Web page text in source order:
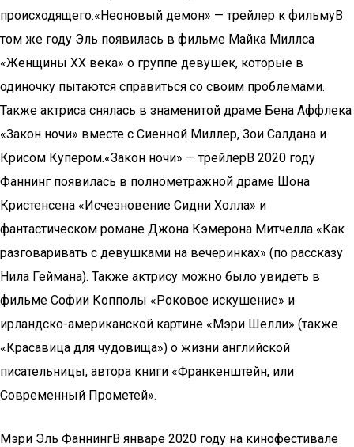
происходящего.«Неоновый демон» — трейлер к фильмуВ
том же году Эль появилась в фильме Майка Миллса
«Женщины XX века» о группе девушек, которые в
одиночку пытаются справиться со своим проблемами.
Также актриса снялась в знаменитой драме Бена Аффлека
«Закон ночи» вместе с Сиенной Миллер, Зои Салдана и
Крисом Купером.«Закон ночи» — трейлерВ 2020 году
Фаннинг появилась в полнометражной драме Шона
Кристенсена «Исчезновение Сидни Холла» и
фантастическом романе Джона Кэмерона Митчелла «Как
разговаривать с девушками на вечеринках» (по рассказу
Нила Геймана). Также актрису можно было увидеть в
фильме Софии Копполы «Роковое искушение» и
ирландско-американской картине «Мэри Шелли» (также
«Красавица для чудовища») о жизни английской
писательницы, автора книги «Франкенштейн, или
Современный Прометей».
Мэри Эль ФаннингВ январе 2020 году на кинофестивале